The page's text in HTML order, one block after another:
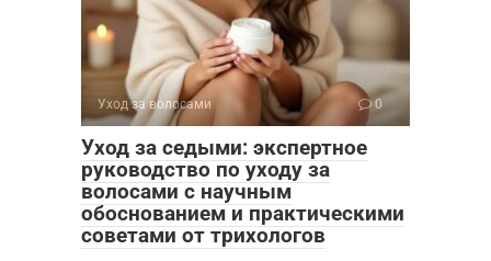
Уход за волосами 0
Уход за седыми: экспертное
руководство по уходу за
волосами с научным
обоснованием и практическими
советами от трихологов